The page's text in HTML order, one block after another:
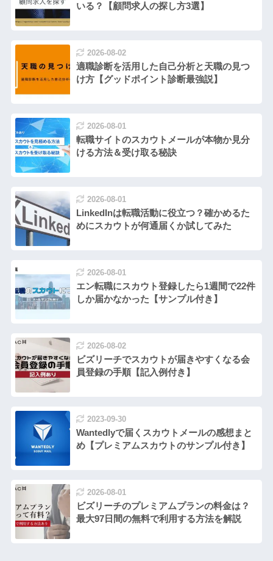
いる？【顧問求人の探し方3選】
2026-08-02
適職診断を活用した自己分析と天職の見つ
け方【グッドポイント診断最強説】
2026-08-01
転職サイトのスカウトメールが本物か見分
ける方法＆受け取る秘訣
2026-08-01
LinkedInは転職活動に役立つ？確かめるた
めにスカウトが何通届くか試してみた
2026-08-01
エン転職にスカウト登録したら1週間で22件
しか届かなかった【サンプル付き】
2026-08-02
ビズリーチでスカウトが届きやすくなる会
員登録の手順【記入例付き】
2023-09-30
Wantedlyで届くスカウトメールの感想まと
め【プレミアムスカウトのサンプル付き】
2026-08-01
ビズリーチのプレミアムプランの料金は？
最大97日間の無料で利用する方法を解説